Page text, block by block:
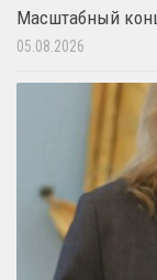
Масштабный
05.08.2026